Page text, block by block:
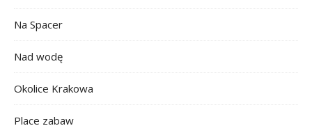
Na Spacer
Nad wodę
Okolice Krakowa
Place zabaw